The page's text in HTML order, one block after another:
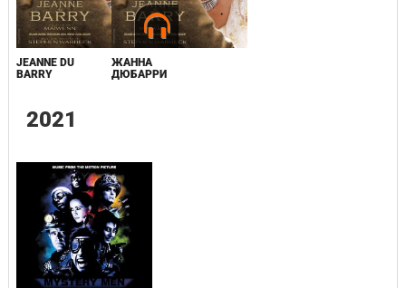
JEANNE DU
BARRY
ЖАННА
ДЮБАРРИ
2021